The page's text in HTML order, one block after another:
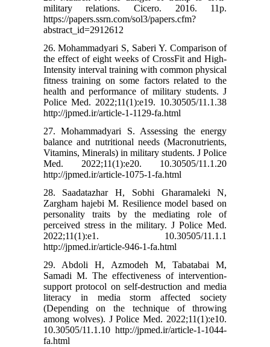
military relations. Cicero. 2016. 11p.
https://papers.ssrn.com/sol3/papers.cfm?
abstract_id=2912612
26. Mohammadyari S, Saberi Y. Comparison of
the effect of eight weeks of CrossFit and High-
Intensity interval training with common physical
fitness training on some factors related to the
health and performance of military students. J
Police Med. 2022;11(1):e19. 10.30505/11.1.38
http://jpmed.ir/article-1-1129-fa.html
27. Mohammadyari S. Assessing the energy
balance and nutritional needs (Macronutrients,
Vitamins, Minerals) in military students. J Police
Med. 2022;11(1):e20. 10.30505/11.1.20
http://jpmed.ir/article-1075-1-fa.html
28. Saadatazhar H, Sobhi Gharamaleki N,
Zargham hajebi M. Resilience model based on
personality traits by the mediating role of
perceived stress in the military. J Police Med.
2022;11(1):e1. 10.30505/11.1.1
http://jpmed.ir/article-946-1-fa.html
29. Abdoli H, Azmodeh M, Tabatabai M,
Samadi M. The effectiveness of intervention-
support protocol on self-destruction and media
literacy in media storm affected society
(Depending on the technique of throwing
among wolves). J Police Med. 2022;11(1):e10.
10.30505/11.1.10 http://jpmed.ir/article-1-1044-
fa.html